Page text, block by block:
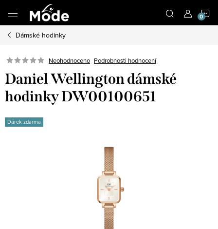
obsah
Dámské hodinky
Neohodnoceno Podrobnosti hodnocení
Daniel Wellington dámské
hodinky DW00100651
Dárek zdarma